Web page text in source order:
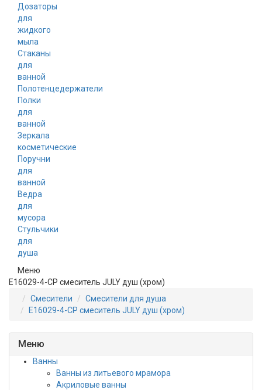
Дозаторы
для
жидкого
мыла
Стаканы
для
ванной
Полотенцедержатели
Полки
для
ванной
Зеркала
косметические
Поручни
для
ванной
Ведра
для
мусора
Стульчики
для
душа
Меню
E16029-4-CP смеситель JULY душ (хром)
Смесители
Смесители для душа
E16029-4-CP смеситель JULY душ (хром)
Меню
Ванны
Ванны из литьевого мрамора
Акриловые ванны